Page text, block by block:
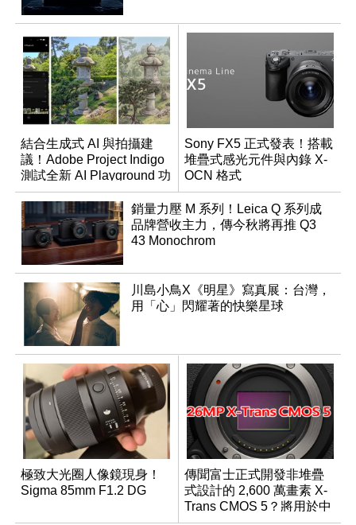
結合生成式 AI 與拍攝建
議！Adobe Project Indigo
測試全新 AI Playground 功
能
Sony FX5 正式發表！搭載
堆疊式感光元件與內錄 X-
OCN 格式
銷量力壓 M 系列！Leica Q 系列成
品牌營收主力，傳今秋將再推 Q3
43 Monochrom
川島小鳥X《明星》寫真展：台灣，
用「心」閃耀著的快樂星球
極致大光圈人像鏡現身！
Sigma 85mm F1.2 DG
傳聞富士正式開發非堆疊
式設計的 2,600 萬畫素 X-
Trans CMOS 5？將用於中